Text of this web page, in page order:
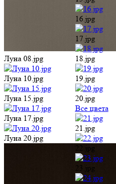
Все цвета
21.jpg
22.jpg
23.jpg
24.jpg
25.jpg
26.jpg
27.jpg
28.jpg